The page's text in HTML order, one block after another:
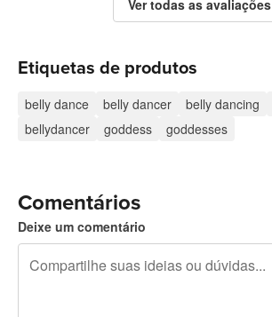
Ver todas as avaliações
Etiquetas de produtos
belly dance belly dancer belly dancing
bellydancer
goddess goddesses
Comentários
Deixe um comentário